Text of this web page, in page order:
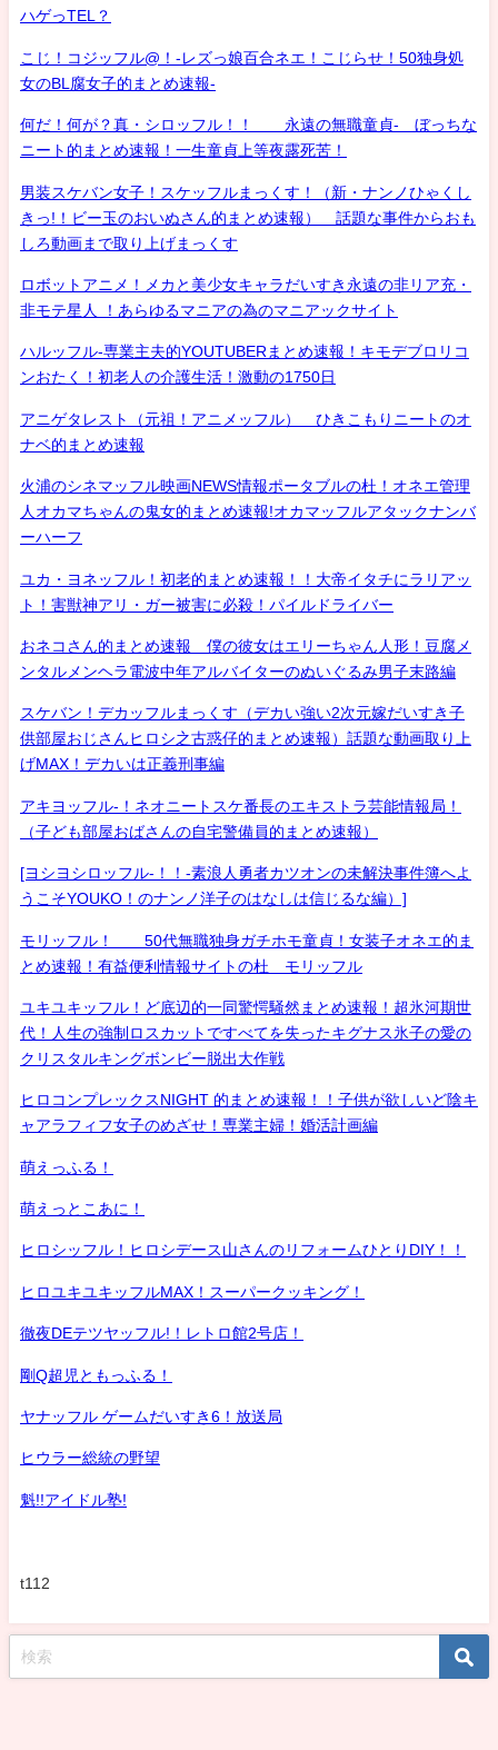
ハゲっTEL？
こじ！コジッフル@！-レズっ娘百合ネエ！こじらせ！50独身処
女のBL腐女子的まとめ速報-
何だ！何が？真・シロッフル！！ 永遠の無職童貞- ぼっちな
ニート的まとめ速報！一生童貞上等夜露死苦！
男装スケバン女子！スケッフルまっくす！（新・ナンノひゃくし
きっ!！ビー玉のおいぬさん的まとめ速報） 話題な事件からおも
しろ動画まで取り上げまっくす
ロボットアニメ！メカと美少女キャラだいすき永遠の非リア充・
非モテ星人 ！あらゆるマニアの為のマニアックサイト
ハルッフル-専業主夫的YOUTUBERまとめ速報！キモデブロリコ
ンおたく！初老人の介護生活！激動の1750日
アニゲタレスト（元祖！アニメッフル） ひきこもりニートのオ
ナベ的まとめ速報
火浦のシネマッフル映画NEWS情報ポータブルの杜！オネエ管理
人オカマちゃんの鬼女的まとめ速報!オカマッフルアタックナンバ
ーハーフ
ユカ・ヨネッフル！初老的まとめ速報！！大帝イタチにラリアッ
ト！害獣神アリ・ガー被害に必殺！パイルドライバー
おネコさん的まとめ速報 僕の彼女はエリーちゃん人形！豆腐メ
ンタルメンヘラ電波中年アルバイターのぬいぐるみ男子末路編
スケバン！デカッフルまっくす（デカい強い2次元嫁だいすき子
供部屋おじさんヒロシ之古惑仔的まとめ速報）話題な動画取り上
げMAX！デカいは正義刑事編
アキヨッフル-！ネオニートスケ番長のエキストラ芸能情報局！
（子ども部屋おばさんの自宅警備員的まとめ速報）
[ヨシヨシロッフル-！！-素浪人勇者カツオンの未解決事件簿へよ
うこそYOUKO！のナンノ洋子のはなしは信じるな編）]
モリッフル！ 50代無職独身ガチホモ童貞！女装子オネエ的ま
とめ速報！有益便利情報サイトの杜 モリッフル
ユキユキッフル！ど底辺的一同驚愕騒然まとめ速報！超氷河期世
代！人生の強制ロスカットですべてを失ったキグナス氷子の愛の
クリスタルキングボンビー脱出大作戦
ヒロコンプレックスNIGHT 的まとめ速報！！子供が欲しいど陰キ
ャアラフィフ女子のめざせ！専業主婦！婚活計画編
萌えっふる！
萌えっとこあに！
ヒロシッフル！ヒロシデース山さんのリフォームひとりDIY！！
ヒロユキユキッフルMAX！スーパークッキング！
徹夜DEテツヤッフル!！レトロ館2号店！
剛Q超児ともっふる！
ヤナッフル ゲームだいすき6！放送局
ヒウラー総統の野望
魁!!アイドル塾!
t112